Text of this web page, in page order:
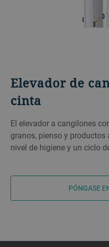
Elevador de
cinta
El elevador a cangilones
granos, pienso y
nivel de higiene y un ciclo
PÓNGASE